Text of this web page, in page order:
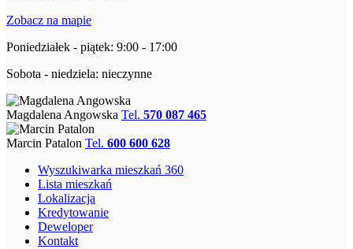
Zobacz na mapie
Poniedziałek - piątek: 9:00 - 17:00
Sobota - niedziela: nieczynne
Magdalena Angowska Tel. 570 087 465
Marcin Patalon Tel. 600 600 628
Wyszukiwarka mieszkań 360
Lista mieszkań
Lokalizacja
Kredytowanie
Deweloper
Kontakt